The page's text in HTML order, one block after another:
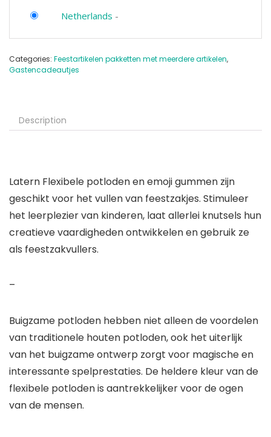
Netherlands -
Categories: Feestartikelen pakketten met meerdere artikelen,
Gastencadeautjes
Description
Latern Flexibele potloden en emoji gummen zijn
geschikt voor het vullen van feestzakjes. Stimuleer
het leerplezier van kinderen, laat allerlei knutsels hun
creatieve vaardigheden ontwikkelen en gebruik ze
als feestzakvullers.
–
Buigzame potloden hebben niet alleen de voordelen
van traditionele houten potloden, ook het uiterlijk
van het buigzame ontwerp zorgt voor magische en
interessante spelprestaties. De heldere kleur van de
flexibele potloden is aantrekkelijker voor de ogen
van de mensen.